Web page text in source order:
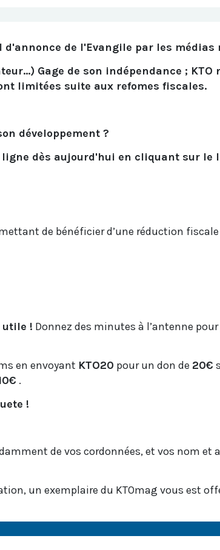
de l'Evangile par les médias
Gage de son indépendance ; KTO
limitées suite aux refomes fiscales.
développement ?
ligne dès aujourd'hui en cliquant sur le
de bénéficier d’une réduction
utile ! Donnez des minutes à l’antenne
en envoyant KTO20 pour un don de 20€
.
!
de vos cordonnées, et vos nom
un exemplaire du KTOmag vous est